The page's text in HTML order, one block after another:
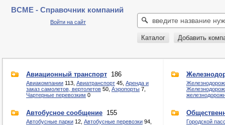
BCME - Справочник компаний
Войти на сайт
Каталог Добавить
Авиационный транспорт 186
Авиакомпании 113, Авиатранспорт 45, Аренда и
заказ самолетов, вертолетов 50, Аэропорты 7,
Чартерные перевозким 0
Автобусное сообщение 155
Автобусные парки 12, Автобусные перевозки 94,
Городской